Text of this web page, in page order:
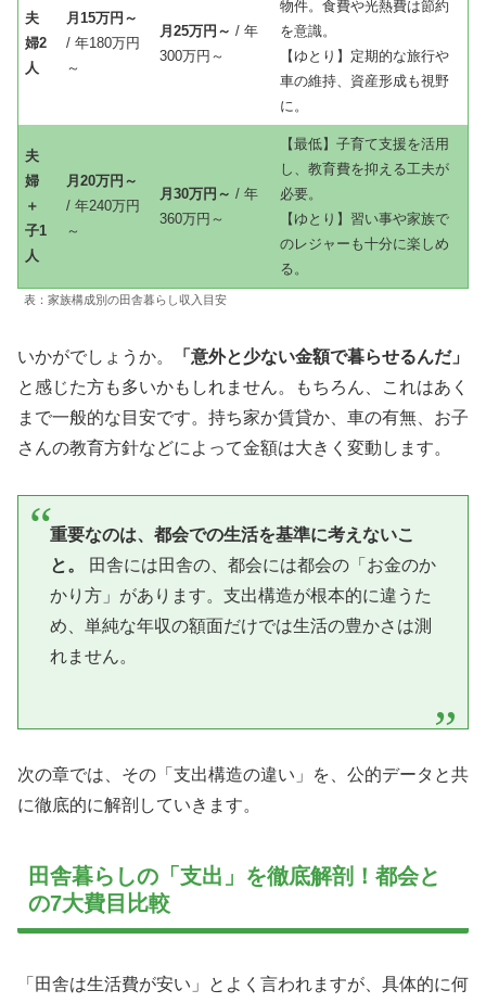
夫
婦2
人
月15万円～
/ 年180万円
～
月25万円～ / 年
300万円～
物件。食費や光熱費は節約
を意識。
【ゆとり】定期的な旅行や
車の維持、資産形成も視野
に。
夫
婦
＋
子1
人
月20万円～
/ 年240万円
～
月30万円～ / 年
360万円～
【最低】子育て支援を活用
し、教育費を抑える工夫が
必要。
【ゆとり】習い事や家族で
のレジャーも十分に楽しめ
る。
表：家族構成別の田舎暮らし収入目安
いかがでしょうか。
「意外と少ない金額で暮らせるんだ」
と感じた方も多いかもしれません。もちろん、これはあく
まで一般的な目安です。持ち家か賃貸か、車の有無、お子
さんの教育方針などによって金額は大きく変動します。
重要なのは、都会での生活を基準に考えないこ
と。
田舎には田舎の、都会には都会の「お金のか
かり方」があります。支出構造が根本的に違うた
め、単純な年収の額面だけでは生活の豊かさは測
れません。
次の章では、その「支出構造の違い」を、公的データと共
に徹底的に解剖していきます。
田舎暮らしの「支出」を徹底解剖！都会と
の7大費目比較
「田舎は生活費が安い」とよく言われますが、具体的に何